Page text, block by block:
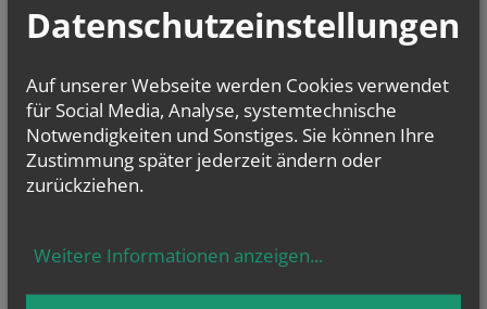
alle Einträge anzeigen
Datenschutzeinstellungen
Auf unserer Webseite werden Cookies verwendet
für Social Media, Analyse, systemtechnische
Notwendigkeiten und Sonstiges. Sie können Ihre
Zustimmung später jederzeit ändern oder
zurückziehen.
Weitere Informationen anzeigen...